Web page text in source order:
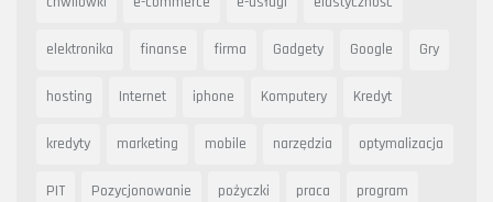
elektronika finanse firma Gadgety Google Gry
hosting Internet iphone Komputery Kredyt
kredyty marketing mobile narzędzia optymalizacja
PIT Pozycjonowanie pożyczki praca program